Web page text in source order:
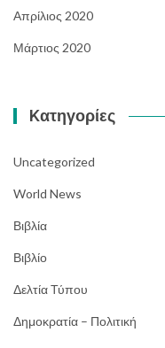
Απρίλιος 2020
Μάρτιος 2020
Kατηγορίες
Uncategorized
World News
Βιβλία
Βιβλίο
Δελτία Τύπου
Δημοκρατία – Πολιτική